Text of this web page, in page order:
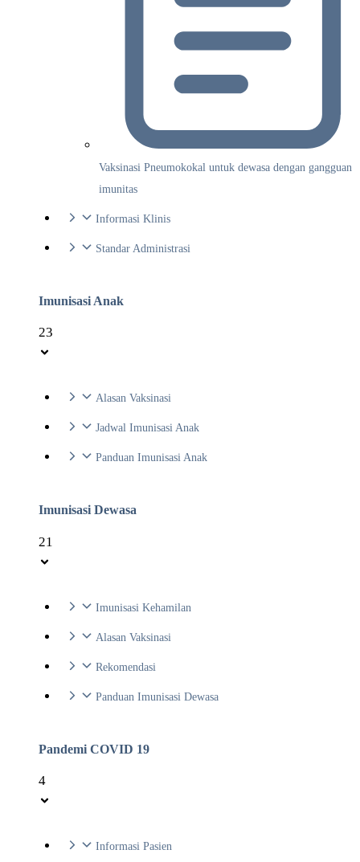
Vaksinasi Pneumokokal untuk dewasa dengan gangguan
imunitas
Informasi Klinis
Standar Administrasi
Imunisasi Anak
23
Alasan Vaksinasi
Jadwal Imunisasi Anak
Panduan Imunisasi Anak
Imunisasi Dewasa
21
Imunisasi Kehamilan
Alasan Vaksinasi
Rekomendasi
Panduan Imunisasi Dewasa
Pandemi COVID 19
4
Informasi Pasien